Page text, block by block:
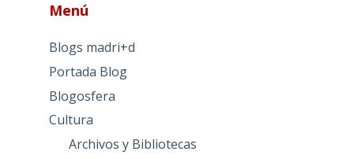
Menú
Blogs madri+d
Portada Blog
Blogosfera
Cultura
Archivos y Bibliotecas